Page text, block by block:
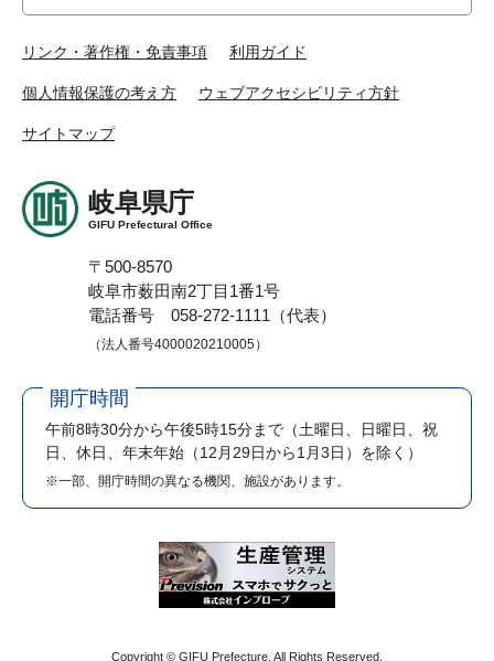
リンク・著作権・免責事項 利用ガイド
個人情報保護の考え方 ウェブアクセシビリティ方針
サイトマップ
岐阜県庁
GIFU Prefectural Office
〒500-8570
岐阜市薮田南2丁目1番1号
電話番号 058-272-1111（代表）
（法人番号4000020210005）
開庁時間
午前8時30分から午後5時15分まで （土曜日、日曜日、祝
日、休日、年末年始（12月29日から1月3日）を除く）
※一部、開庁時間の異なる機関、施設があります。
Copyright © GIFU Prefecture. All Rights Reserved.